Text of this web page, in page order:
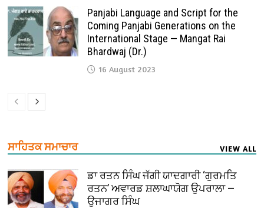
Panjabi Language and Script for the
Coming Panjabi Generations on the
International Stage — Mangat Rai
Bhardwaj (Dr.)
16 August 2023
ਸਾਹਿਤਕ ਸਮਾਚਾਰ VIEW ALL
ਡਾ ਰਤਨ ਸਿੰਘ ਜੱਗੀ ਯਾਦਗਾਰੀ ‘ਗੁਰਮਤਿ
ਰਤਨ’ ਅਵਾਰਡ ਸ਼ਲਾਘਾਯੋਗ ਉਪਰਾਲਾ —
ਉਜਾਗਰ ਸਿੰਘ